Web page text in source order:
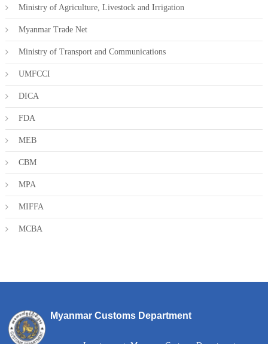
Ministry of Agriculture, Livestock and Irrigation
Myanmar Trade Net
Ministry of Transport and Communications
UMFCCI
DICA
FDA
MEB
CBM
MPA
MIFFA
MCBA
Myanmar Customs Department